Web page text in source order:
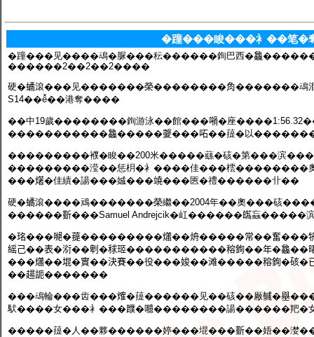
�蹱���睃���衤��笔
�蹱���见����䲰�脲���秐������銁巴西
������2��2��2����
硬�𧑐滾���见�������榮��������𧢲�������䲰混
S14��ê̌��港奪����
��中19歲��������銁游泳��館���𡁜�座
�����������𣬚�����𡖂���𠰴��䔶�以�������
���������襥�睃��200米�����蘨�硋�第���滨
���������滢��惩枂�衤����佳���橒��������
���𤏸�佳績�諹���娍���𥪯���匧�禮������卝��
硬�𧑐滾����䲮�������榮繼��2004年��奧���硋
������𣂼���Samuel Andrejcik�屸������𤾸蝱�����
�𤥁���𠾼�䔶���������𤑳��烐�����常��奮
䌊己��表�𣶹��𠜱�𥟇㺿�����������穃銁��年
���𤑳��堒�實��決賽��役���㛖��滩�����穃銁�硋
��𧼮𧦠�������
���䲰輪���齿���𤌍�䔶������见��硋��厰
䭾����女���衤���𨆯�𡄯��������諹������羓�
�����䔶�人��夥������婷���堒���𣂼��娪��漤��䕘